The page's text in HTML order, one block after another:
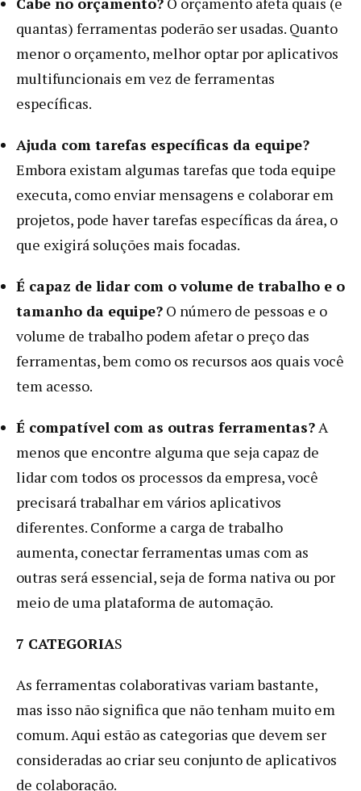
quantas) ferramentas poderão ser usadas. Quanto
menor o orçamento, melhor optar por aplicativos
multifuncionais em vez de ferramentas
específicas.
Ajuda com tarefas específicas da equipe?
Embora existam algumas tarefas que toda equipe
executa, como enviar mensagens e colaborar em
projetos, pode haver tarefas específicas da área, o
que exigirá soluções mais focadas.
É capaz de lidar com o volume de trabalho e o
tamanho da equipe? O número de pessoas e o
volume de trabalho podem afetar o preço das
ferramentas, bem como os recursos aos quais você
tem acesso.
É compatível com as outras ferramentas?A
menos que encontre alguma que seja capaz de
lidar com todos os processos da empresa, você
precisará trabalhar em vários aplicativos
diferentes. Conforme a carga de trabalho
aumenta, conectar ferramentas umas com as
outras será essencial, seja de forma nativa ou por
meio de uma plataforma de automação.
7 CATEGORIAS
As ferramentas colaborativas variam bastante,
mas isso não significa que não tenham muito em
comum. Aqui estão as categorias que devem ser
consideradas ao criar seu conjunto de aplicativos
de colaboração.